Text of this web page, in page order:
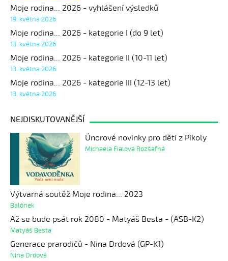
Moje rodina... 2026 - vyhlášení výsledků
19. května 2026
Moje rodina... 2026 - kategorie I (do 9 let)
13. května 2026
Moje rodina... 2026 - kategorie II (10-11 let)
13. května 2026
Moje rodina... 2026 - kategorie III (12-13 let)
13. května 2026
NEJDISKUTOVANĚJŠÍ
Únorové novinky pro děti z Pikoly
Michaela Fialová Rozšafná
Výtvarná soutěž Moje rodina... 2023
Balónek
Až se bude psát rok 2080 - Matyáš Besta - (ASB-K2)
Matyáš Besta
Generace prarodičů - Nina Drdová (GP-K1)
Nina Drdová